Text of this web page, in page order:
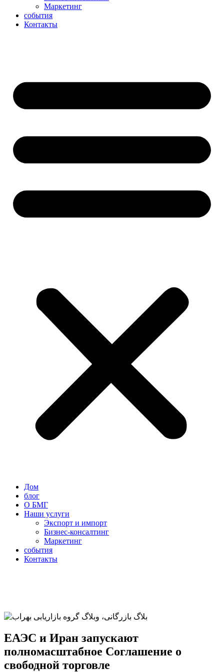
Маркетинг
события
Контакты
Дом
блог
О БМГ
Наши услуги
Экспорт и импорт
Бизнес-консалтинг
Маркетинг
события
Контакты
ЕАЭС и Иран запускают
полномасштабное Соглашение о
свободной торговле